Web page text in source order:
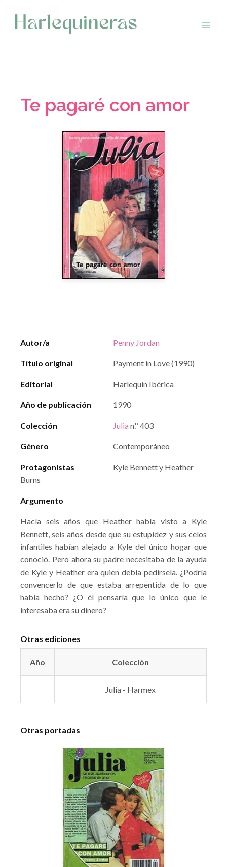
contenido
Te pagaré con amor
Autor/a Penny Jordan
Título original Payment in Love (1990)
Editorial Harlequin Ibérica
Año de publicación 1990
Colección Julia n.º 403
Género Contemporáneo
Protagonistas
Kyle Bennett y Heather
Burns
Argumento
Hacía seis años que Heather había visto a Kyle
Bennett, seis años desde que su estupidez y sus celos
infantiles habían alejado a Kyle del único hogar que
conoció. Pero ahora su padre necesitaba de la ayuda
de Kyle y Heather era quien debía pedírsela. ¿Podría
convencerlo de que estaba arrepentida de lo que
había hecho? ¿O él pensaría que lo único que le
interesaba era su dinero?
Otras ediciones
Año Colección
Julia - Harmex
Otras portadas